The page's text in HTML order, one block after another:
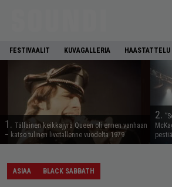
FESTIVAALIT KUVAGALLERIA HAASTATTELU
1. Tällainen keikkajyrä Queen oli ennen vanhaan
– katso tulinen livetallenne vuodelta 1979
2.
ASIAA BLACK SABBATH